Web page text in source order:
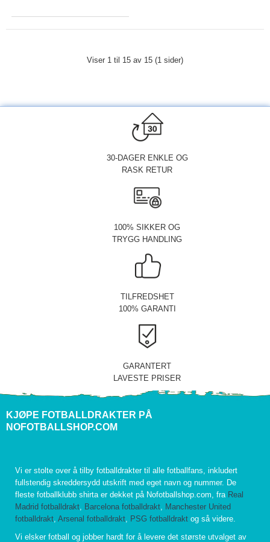
Viser 1 til 15 av 15 (1 sider)
30-DAGER ENKLE OG
RASK RETUR
100% SIKKER OG
TRYGG HANDLING
TILFREDSHET
100% GARANTI
GARANTERT
LAVESTE PRISER
KJØPE FOTBALLDRAKTER PÅ
NOFOTBALLSHOP.COM
Vi er stolte over å tilby fotballdrakter til alle fotballfans, inkludert
fullstendig skreddersydd utskrift med eget navn og nummer. De
fleste fotballklubb shirta er dekket på Nofotballshop.com, fra Real
Madrid fotballdrakt, Barcelona fotballdrakt, Manchester United
fotballdrakt, Arsenal fotballdrakt, PSG fotballdrakt og så videre.
Vi elsker fotball og jobber hardt for å levere det største utvalget av